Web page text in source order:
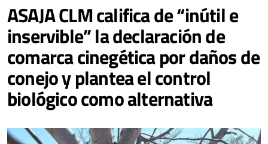
ASAJA CLM califica de “inútil e
inservible” la declaración de
comarca cinegética por daños de
conejo y plantea el control
biológico como alternativa